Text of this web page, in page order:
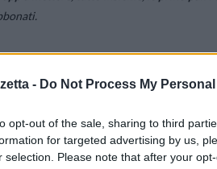
- Do Not Process My
opt-out of the sale, sharing to third
for targeted advertising by us,
selection. Please note that after your
visibili in live streamingsu Sky Go,
sport, documentari e programmi per
Sky Go possono vedere in diretta i